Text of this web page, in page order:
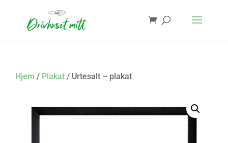
Hjem / Plakat / Urtesalt – plakat